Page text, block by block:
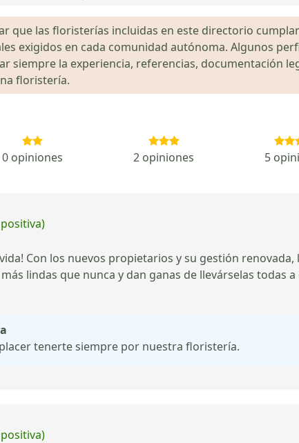
que las floristerías incluidas en este directorio
exigidos en cada comunidad autónoma. Algunos
siempre la experiencia, referencias, documentación
floristería.
0 opiniones 2 opiniones 5
Con los nuevos propietarios y su gestión
lindas que nunca y dan ganas de llevárselas todas
tenerte siempre por nuestra floristería.